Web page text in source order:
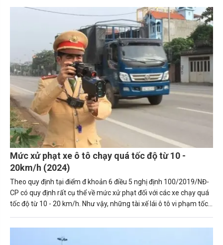
Mức xử phạt xe ô tô chạy quá tốc độ từ 10 -
20km/h (2024)
Theo quy định tại điểm đ khoản 6 điều 5 nghị định 100/2019/NĐ-
CP có quy định rất cụ thể về mức xử phạt đối với các xe chạy quá
tốc độ từ 10 - 20 km/h. Như vậy, những tài xế lái ô tô vi phạm tốc
tước giấy phép lái xe từ 1-3 tháng.